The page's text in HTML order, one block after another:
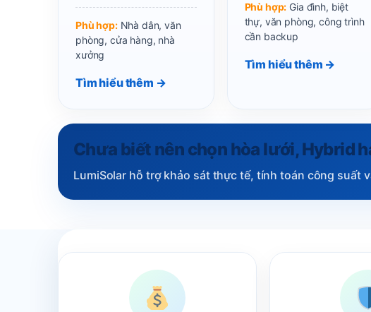
Phù hợp:Nhà dân, văn
phòng, cửa hàng, nhà
xưởng
Tìm hiểu thêm →
Phù hợp: Gia đình, biệt
thự, văn phòng, công trình
cần backup
Tìm hiểu thêm →
Chưa biết nên chọn hòa lưới, Hybrid
LumiSolar hỗ trợ khảo sát thực tế, tính toán công suất